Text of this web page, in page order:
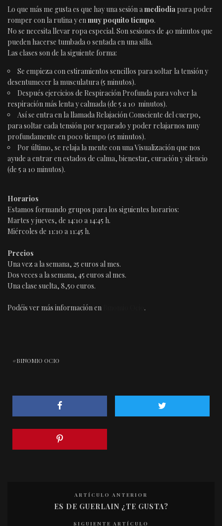
Lo que más me gusta es que hay una sesión amediodia para poder
romper con la rutina y enmuy poquito tiempo.
No se necesita llevar ropa especial. Son sesiones de 40 minutos que
pueden hacerse tumbada o sentada en una silla.
Las clases son de la siguiente forma:
Se empieza con estiramientos sencillos para soltar la tensión y
desentumecer la musculatura (5 minutos).
Después ejercicios de Respiración Profunda para volver la
respiración más lenta y calmada (de 5 a 10 minutos).
Así se entra en la llamada Relajación Consciente del cuerpo,
para soltar cada tensión por separado y poder relajarnos muy
profundamente en poco tiempo (15 minutos).
Por último, se relaja la mente con una Visualización que nos
ayude a entrar en estados de calma, bienestar, curación y silencio
(de 5 a 10 minutos).
Horarios
Estamos formando grupos para los siguientes horarios:
Martes y jueves, de 14:10 a 14:45 h.
Miércoles de 11:10 a 11:45 h.
Precios
Una vez a la semana, 25 euros al mes.
Dos veces a la semana, 45 euros al mes.
Una clase suelta, 8,50 euros.
Podéis ver más información en .
BINOMIO OCIO
ARTÍCULO ANTERIOR
ES DE GUERLAIN ¿TE GUSTA?
SIGUIENTE ARTÍCULO